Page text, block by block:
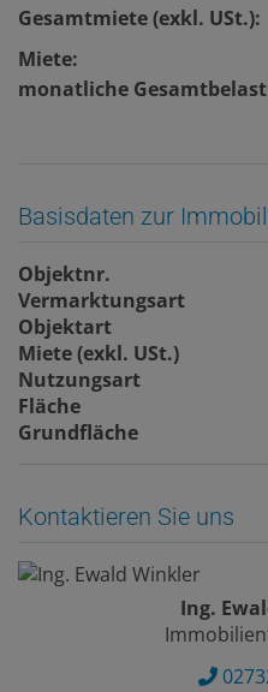
Gesamtmiete (exkl. USt.):
Miete:
monatliche
Basisdaten zur
Objektnr.
Vermarktungsart
Objektart
Miete (exkl. USt.)
Nutzungsart
Fläche
Grundfläche
Kontaktieren Sie uns
Ing.